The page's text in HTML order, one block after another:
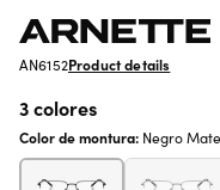
AN6152Product details
3 colores
Color de montura: Negro Mate